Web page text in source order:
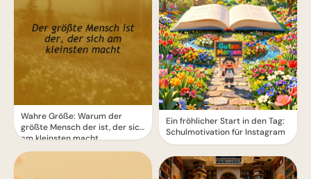
Wahre Größe: Warum der
größte Mensch der ist, der sich
am kleinsten macht
Ein fröhlicher Start in den Tag:
Schulmotivation für Instagram